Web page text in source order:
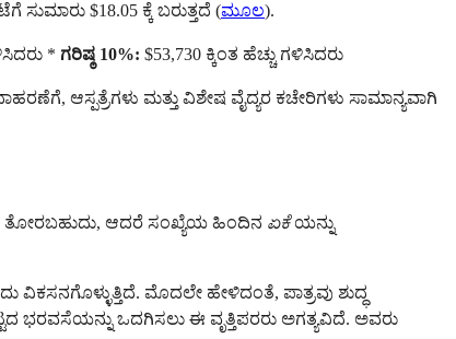
ಸುಮಾರು $18.05 ಕ್ಕೆ ಬರುತ್ತದೆ (ಮೂಲ).
* ಗರಿಷ್ಠ 10%: $53,730 ಕ್ಕಿಂತ ಹೆಚ್ಚು ಗಳಿಸಿದರು
ಆಸ್ಪತ್ರೆಗಳು ಮತ್ತು ವಿಶೇಷ ವೈದ್ಯರ ಕಚೇರಿಗಳು ಸಾಮಾನ್ಯವಾಗಿ
ತೋರಬಹುದು, ಆದರೆ ಸಂಖ್ಯೆಯ ಹಿಂದಿನ ಏಕೆಯನ್ನು
ವಿಕಸನಗೊಳ್ಳುತ್ತಿದೆ. ಮೊದಲೇ ಹೇಳಿದಂತೆ, ಪಾತ್ರವು ಶುದ್ಧ
ಭರವಸೆಯನ್ನು ಒದಗಿಸಲು ಈ ವೃತ್ತಿಪರರು ಅಗತ್ಯವಿದೆ. ಅವರು